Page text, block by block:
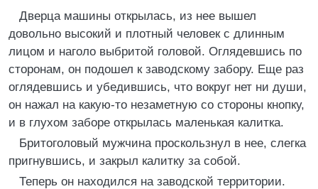
Дверца машины открылась, из нее вышел
довольно высокий и плотный человек с длинным
лицом и наголо выбритой головой. Оглядевшись по
сторонам, он подошел к заводскому забору. Еще раз
оглядевшись и убедившись, что вокруг нет ни души,
он нажал на какую-то незаметную со стороны кнопку,
и в глухом заборе открылась маленькая калитка.
Бритоголовый мужчина проскользнул в нее, слегка
пригнувшись, и закрыл калитку за собой.
Теперь он находился на заводской территории.